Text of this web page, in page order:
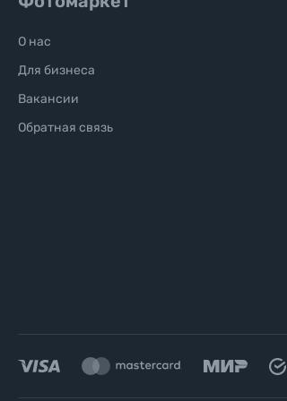
Уценённые товары
О нас
Для бизнеса
Вакансии
Обратная связь